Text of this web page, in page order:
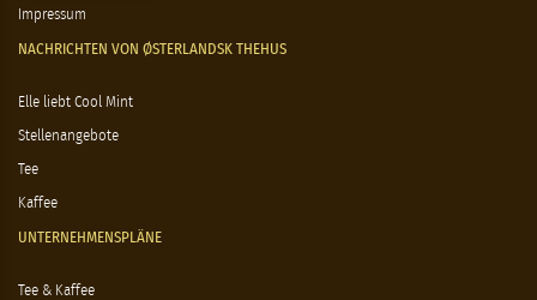
Impressum
NACHRICHTEN VON ØSTERLANDSK THEHUS
Elle liebt Cool Mint
Stellenangebote
Tee
Kaffee
UNTERNEHMENSPLÄNE
Tee & Kaffee